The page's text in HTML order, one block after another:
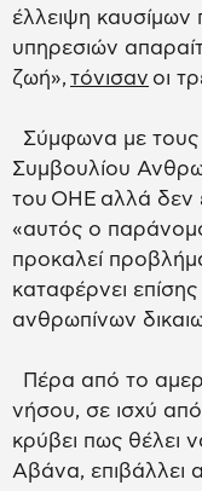
έλλειψη καυσίμων
υπηρεσιών
ζωή», τόνισαν οι
Σύμφωνα με τους
Συμβουλίου
του ΟΗΕ αλλά δεν
«αυτός ο
προκαλεί
καταφέρνει
ανθρωπίνων
Πέρα από το
νήσου, σε ισχύ
κρύβει πως θέλει
Αβάνα, επιβάλλει